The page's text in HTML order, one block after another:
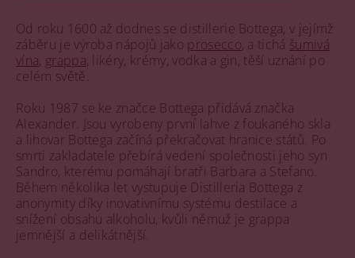
Od roku 1600 až dodnes se distillerie Bottega, v jejímž
záběru je výroba nápojů jako prosecco, a tichá šumivá
vína, grappa, likéry, krémy, vodka a gin, těší uznání po
celém světě.
Roku 1987 se ke značce Bottega přidává značka
Alexander. Jsou vyrobeny první lahve z foukaného skla
a lihovar Bottega začíná překračovat hranice států. Po
smrti zakladatele přebírá vedení společnosti jeho syn
Sandro, kterému pomáhají bratři Barbara a Stefano.
Během několika let vystupuje Distilleria Bottega z
anonymity díky inovativnímu systému destilace a
snížení obsahu alkoholu, kvůli němuž je grappa
jemnější a delikátnější.